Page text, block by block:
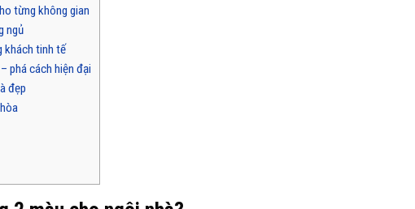
từng không gian
ngủ
khách tinh tế
phá cách hiện đại
đẹp